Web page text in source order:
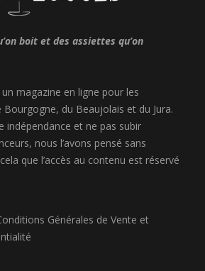
boit et des assiettes qu’on
magazine en ligne pour les
du Beaujolais et du Jura.
indépendance et ne pas subir
nous l’avons pensé sans
que l’accès au contenu est réservé
Générales de Vente et